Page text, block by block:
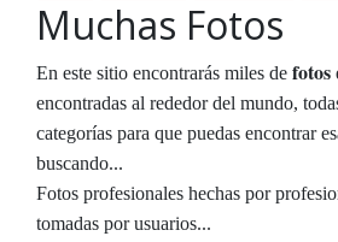
Muchas Fotos
En este sitio encontrarás miles de fotos
encontradas al rededor del mundo,
categorías para que puedas encontrar
buscando...
Fotos profesionales hechas por
tomadas por usuarios...